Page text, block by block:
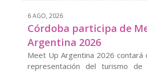
6 AGO, 2026
Córdoba participa de
Argentina 2026
Meet Up Argentina 2026 contará
representación del turismo de